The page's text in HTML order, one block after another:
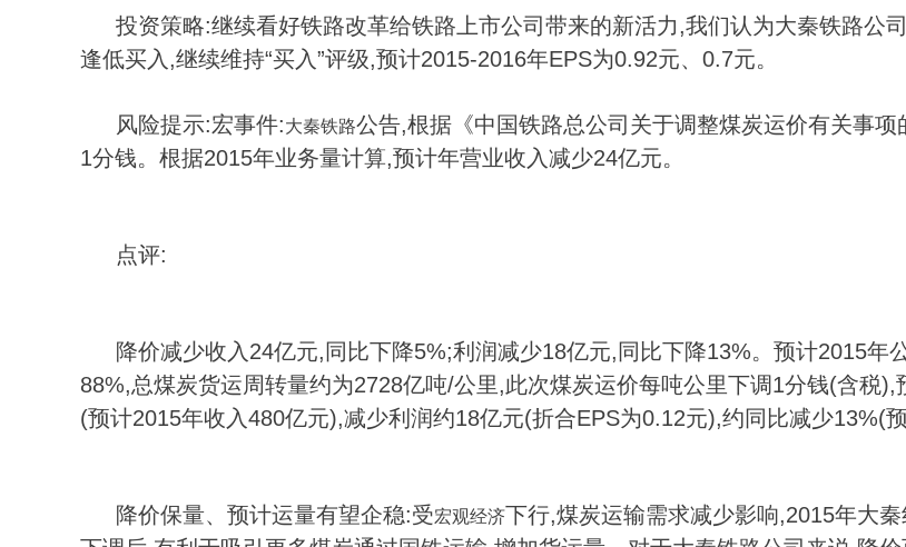
投资策略:继续看好铁路改革给铁路 上市公司 带来的新活力,我们认为大秦铁路公
逢低买入,继续维持“买入”评级,预计2015-2016年EPS为0.92元、0.7元。
风险提示:宏事件:大秦铁路公告,根据《中国铁路总公司关于调整煤炭运价有关事
1分钱。根据2015年业务量计算,预计年营业收入减少24亿元。
点评:
降价减少收入24亿元,同比下降5%;利润减少18亿元,同比下降13%。预计2015年
88%,总煤炭货运周转量约为2728亿吨/公里,此次煤炭运价每吨公里下调1分钱(含税
(预计2015年收入480亿元),减少利润约18亿元(折合EPS为0.12元),约同比减少13%(
降价保量、预计运量有望企稳:受宏观经济下行,煤炭运输需求减少影响,2015年大